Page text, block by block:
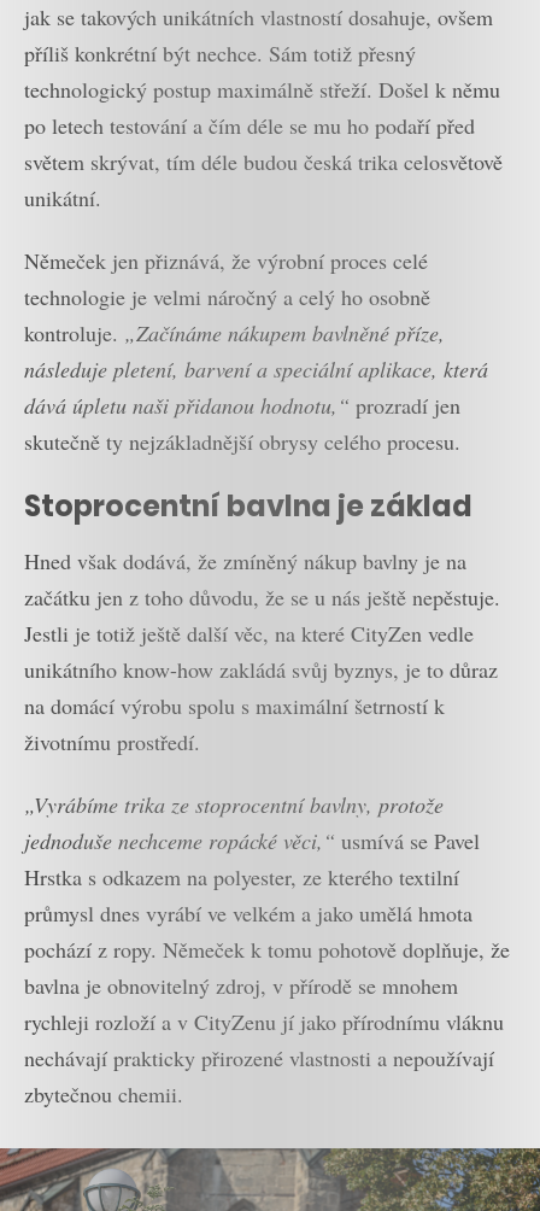
jak se takových unikátních vlastností dosahuje, ovšem
příliš konkrétní být nechce. Sám totiž přesný
technologický postup maximálně střeží. Došel k němu
po letech testování a čím déle se mu ho podaří před
světem skrývat, tím déle budou česká trika celosvětově
unikátní.
Němeček jen přiznává, že výrobní proces celé
technologie je velmi náročný a celý ho osobně
kontroluje. „Začínáme nákupem bavlněné příze,
následuje pletení, barvení a speciální aplikace, která
dává úpletu naši přidanou hodnotu,“ prozradí jen
skutečně ty nejzákladnější obrysy celého procesu.
Stoprocentní bavlna je základ
Hned však dodává, že zmíněný nákup bavlny je na
začátku jen z toho důvodu, že se u nás ještě nepěstuje.
Jestli je totiž ještě další věc, na které CityZen vedle
unikátního know-how zakládá svůj byznys, je to důraz
na domácí výrobu spolu s maximální šetrností k
životnímu prostředí.
„Vyrábíme trika ze stoprocentní bavlny, protože
jednoduše nechceme ropácké věci,“ usmívá se Pavel
Hrstka s odkazem na polyester, ze kterého textilní
průmysl dnes vyrábí ve velkém a jako umělá hmota
pochází z ropy. Němeček k tomu pohotově doplňuje, že
bavlna je obnovitelný zdroj, v přírodě se mnohem
rychleji rozloží a v CityZenu jí jako přírodnímu vláknu
nechávají prakticky přirozené vlastnosti a nepoužívají
zbytečnou chemii.